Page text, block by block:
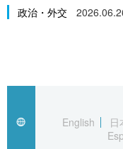
カテゴリー
経済・ビジネス
国際
トップ
アーカイブ
In-depth
Japan Data
政治・外交
English
日